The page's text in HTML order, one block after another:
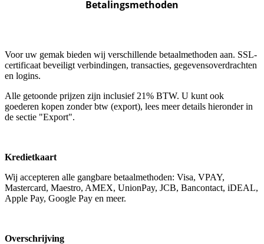
Betalingsmethoden
Voor uw gemak bieden wij verschillende betaalmethoden aan. SSL-
certificaat beveiligt verbindingen, transacties, gegevensoverdrachten
en logins.
Alle getoonde prijzen zijn inclusief 21% BTW. U kunt ook
goederen kopen zonder btw (export), lees meer details hieronder in
de sectie "Export".
Kredietkaart
Wij accepteren alle gangbare betaalmethoden: Visa, VPAY,
Mastercard, Maestro, AMEX, UnionPay, JCB, Bancontact, iDEAL,
Apple Pay, Google Pay en meer.
Overschrijving